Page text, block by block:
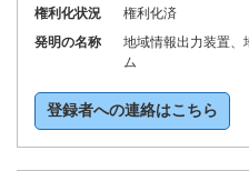
権利化状況
権利化済
発明の名称
地域情報出力装置、
ム
登録者への連絡はこちら